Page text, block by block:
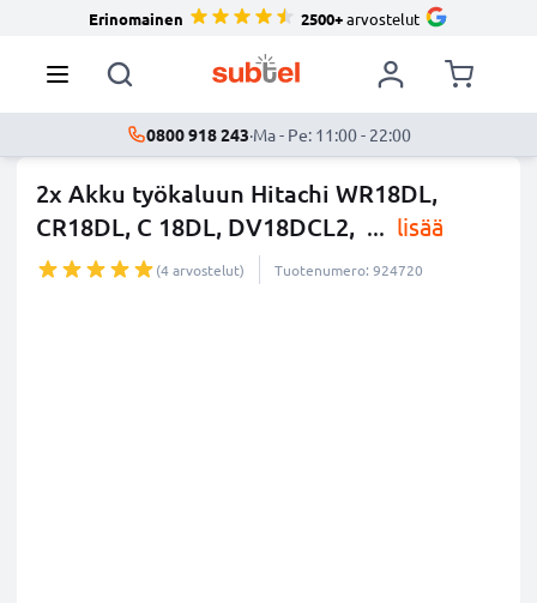
Erinomainen 2500+arvostelut
0800 918 243·Ma - Pe: 11:00 - 22:00
2x Akku työkaluun Hitachi WR18DL,
CR18DL, C 18DL, DV18DCL2, ... lisää
(4 arvostelut) Tuotenumero: 924720